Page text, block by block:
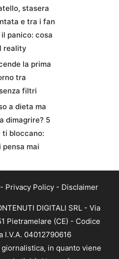
stasera
e tra i fan
panico: cosa
reality
la prima
tra
filtri
a dieta ma
dimagrire? 5
bloccano:
pensa mai
- Privacy Policy - Disclaimer
DIGITALI SRL - Via
Pietramelare (CE) - Codice
I.V.A. 04012790616
in quanto viene